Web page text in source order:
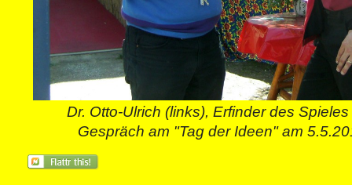
Dr. Otto-Ulrich (links), Erfinder des
Gespräch am "Tag der Ideen" am